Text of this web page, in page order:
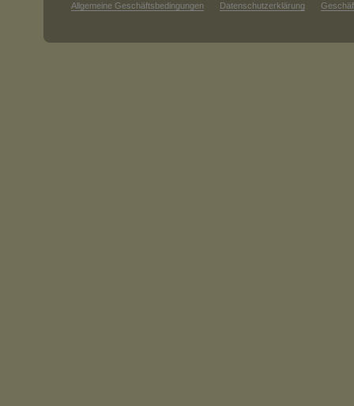
Allgemeine Geschäftsbedingungen Datenschutzerklärung